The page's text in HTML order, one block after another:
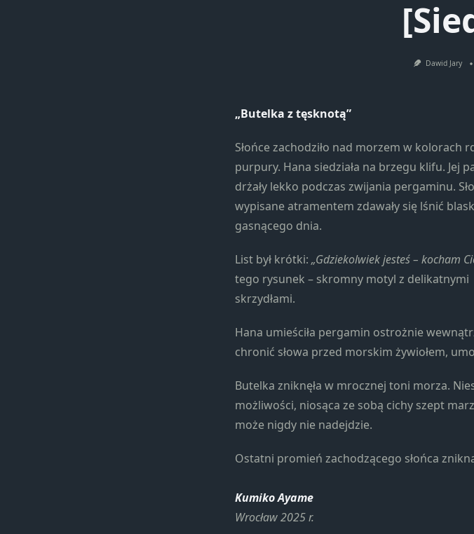
Dawid Jary
„Butelka z tęsknotą”
Słońce zachodziło nad morzem w kolorach
purpury. Hana siedziała na brzegu klifu. Jej
drżały lekko podczas zwijania pergaminu.
wypisane atramentem zdawały się lśnić
gasnącego dnia.
List był krótki: „Gdziekolwiek jesteś – kocham
tego rysunek – skromny motyl z delikatnymi
skrzydłami.
Hana umieściła pergamin ostrożnie
chronić słowa przed morskim żywiołem,
Butelka zniknęła w mrocznej toni morza.
możliwości, niosąca ze sobą cichy szept
może nigdy nie nadejdzie.
Ostatni promień zachodzącego słońca
Kumiko Ayame
Wrocław 2025 r.